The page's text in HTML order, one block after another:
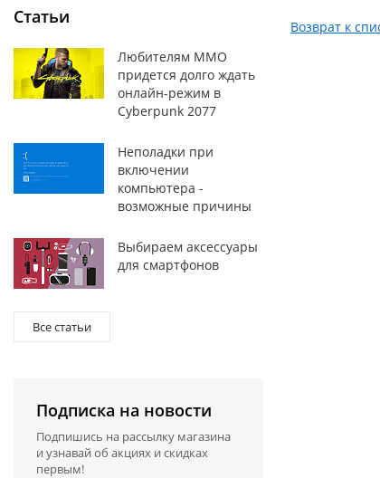
Возврат к
Статьи
Любителям MMO
придется долго ждать
онлайн-режим в
Cyberpunk 2077
Неполадки при
включении
компьютера -
возможные причины
Выбираем аксессуары
для смартфонов
Все статьи
Подписка на новости
Подпишись на рассылку магазина
и узнавай об акциях и скидках
первым!